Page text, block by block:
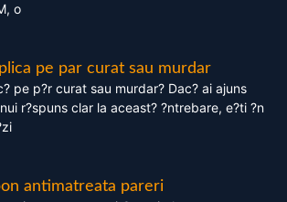
o
pe par curat sau murdar
pe p?r curat sau murdar? Dac? ai ajuns
r?spuns clar la aceast? ?ntrebare, e?ti ?n
antimatreata pareri